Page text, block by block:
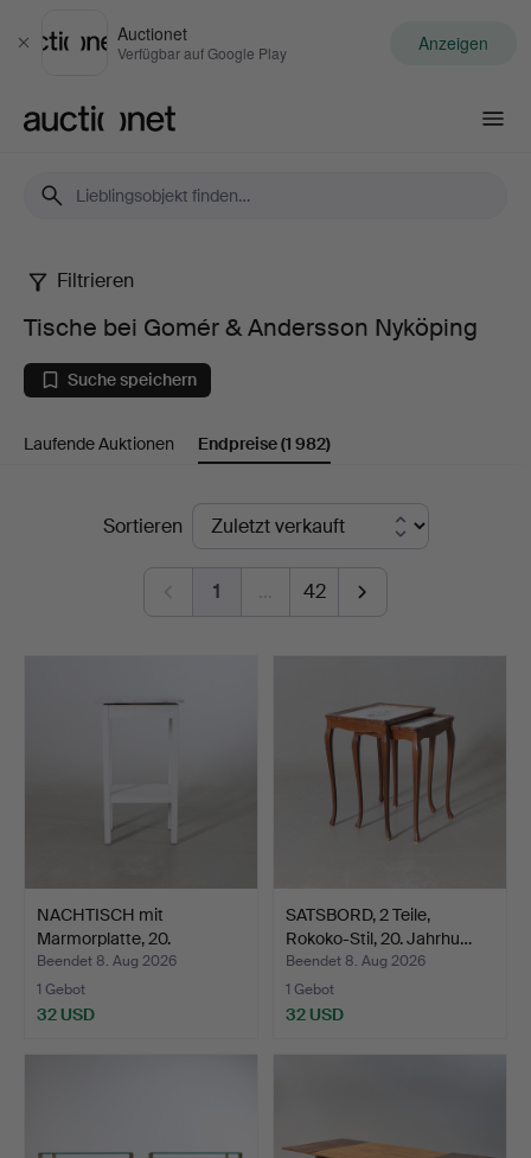
Schließen
Auctionet
Verfügbar auf Google Play Anzeigen
Tische
bei
Gomér
Andersson
Nyköping
Filtrieren
Tische bei Gomér & Andersson Nyköping
Suche speichern
Laufende Auktionen Endpreise(1 982)
EndpreiseSortieren
1 … 42
NACHTISCH mit
Marmorplatte, 20.
Jahrhunder…
Beendet 8. Aug 2026
1 Gebot
32 USD
SATSBORD, 2 Teile,
Rokoko-Stil, 20. Jahrhu…
Beendet 8. Aug 2026
1 Gebot
32 USD